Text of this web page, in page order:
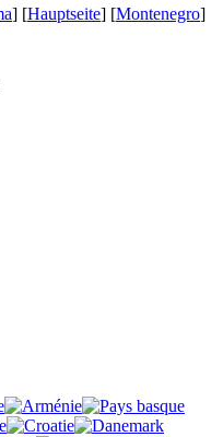
] [Hauptseite] [Montenegro]